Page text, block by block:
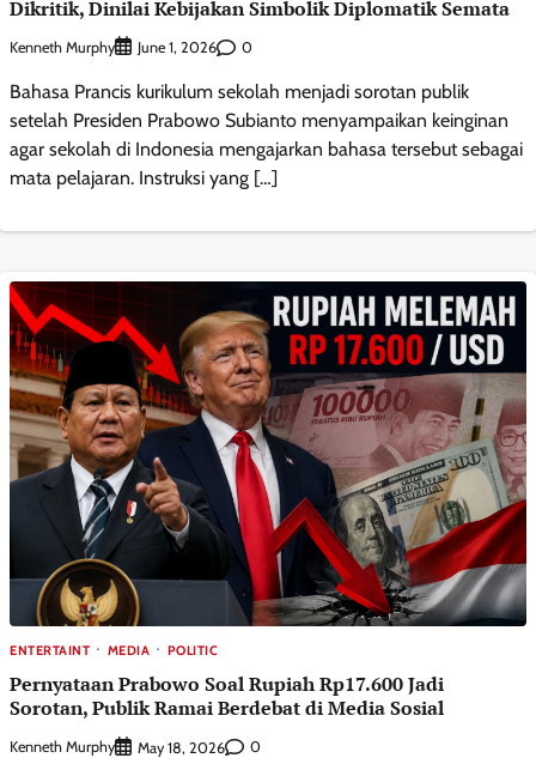
Dikritik, Dinilai Kebijakan Simbolik Diplomatik Semata
Kenneth Murphy June 1, 2026 0
Bahasa Prancis kurikulum sekolah menjadi sorotan publik
setelah Presiden Prabowo Subianto menyampaikan keinginan
agar sekolah di Indonesia mengajarkan bahasa tersebut sebagai
mata pelajaran. Instruksi yang […]
ENTERTAINT MEDIA POLITIC
Pernyataan Prabowo Soal Rupiah Rp17.600 Jadi
Sorotan, Publik Ramai Berdebat di Media Sosial
Kenneth Murphy May 18, 2026 0